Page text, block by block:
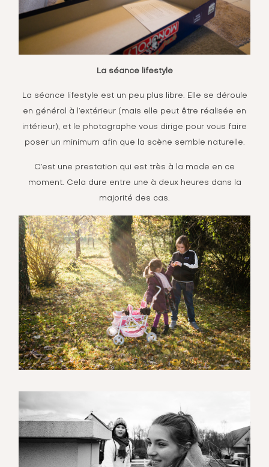
La séance lifestyle
La séance lifestyle est un peu plus libre. Elle se déroule
en général à l’extérieur (mais elle peut être réalisée en
intérieur), et le photographe vous dirige pour vous faire
poser un minimum afin que la scène semble naturelle.
C’est une prestation qui est très à la mode en ce
moment. Cela dure entre une à deux heures dans la
majorité des cas.